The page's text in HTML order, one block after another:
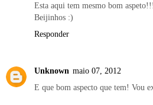
Esta aqui tem mesmo bom aspeto!!!
Beijinhos :)
Responder
Unknown maio 07, 2012
E que bom aspecto que tem! Vou